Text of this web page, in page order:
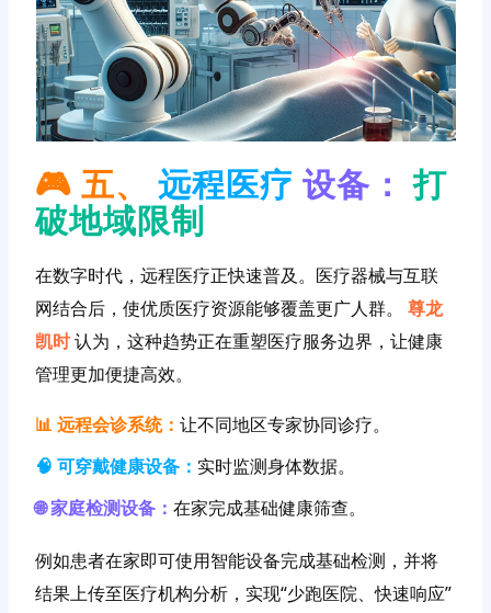
🎮 五、 远程医疗 设备： 打
破地域限制
在数字时代，远程医疗正快速普及。医疗器械与互联
网结合后，使优质医疗资源能够覆盖更广人群。尊龙
凯时认为，这种趋势正在重塑医疗服务边界，让健康
管理更加便捷高效。
📊 远程会诊系统：让不同地区专家协同诊疗。
🧠 可穿戴健康设备： 实时监测身体数据。
🌐 家庭检测设备：在家完成基础健康筛查。
例如患者在家即可使用智能设备完成基础检测，并将
结果上传至医疗机构分析，实现“少跑医院、快速响应”